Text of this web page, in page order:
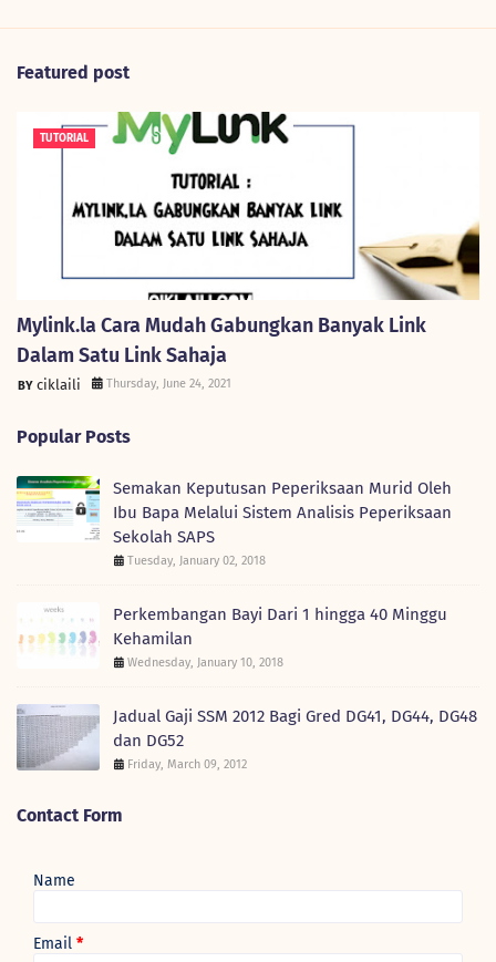
Featured post
TUTORIAL
Mylink.la Cara Mudah Gabungkan Banyak Link
Dalam Satu Link Sahaja
ciklaili Thursday, June 24, 2021
Popular Posts
Semakan Keputusan Peperiksaan Murid Oleh
Ibu Bapa Melalui Sistem Analisis Peperiksaan
Sekolah SAPS
Tuesday, January 02, 2018
Perkembangan Bayi Dari 1 hingga 40 Minggu
Kehamilan
Wednesday, January 10, 2018
Jadual Gaji SSM 2012 Bagi Gred DG41, DG44, DG48
dan DG52
Friday, March 09, 2012
Contact Form
Name
Email *